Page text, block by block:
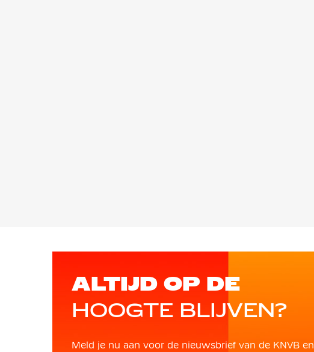
ALTIJD OP DE
HOOGTE BLIJVEN?
Meld je nu aan voor de nieuwsbrief van de KNVB en